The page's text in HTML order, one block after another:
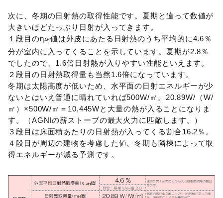
次に、冬期の日射熱の取得性能です。夏期と違って数値が
大きいほどたっぷり日射が入ってきます。
１段目のηAH値は外皮にあたる日射熱のうち平均的に4.6％
分が室内に入ってくることを示しています。夏期が2.8％
でしたので、1.6倍日射熱が入りやすい性能といえます。
２段目の日射熱取得量も当然1.6倍になっています。
冬期は太陽高度が低いため、水平面の日射エネルギーが少
ないとはいえ普通に晴れていれば500W/㎡。20.89W/（W/
㎡）×500W/㎡＝10,445Wと大量の熱が入ることになりま
す。（AGNIの薪ストーブの最大火力に匹敵します。）
３段目は床面積あたりの日射熱が入ってくる割合16.2％。
４段目が周辺の建物を考慮した値、冬期も隣棟によって取
得エネルギーが減る予測です。